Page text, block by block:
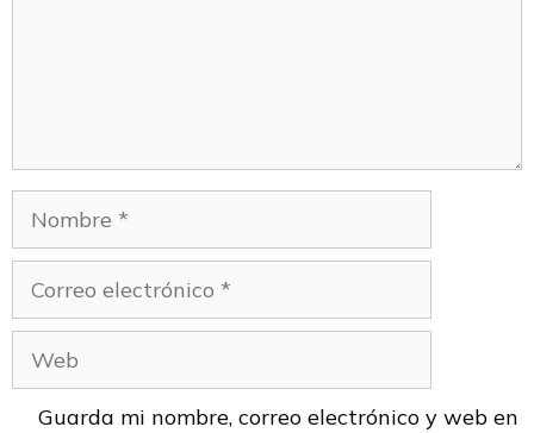
Guarda mi nombre, correo electrónico y web en